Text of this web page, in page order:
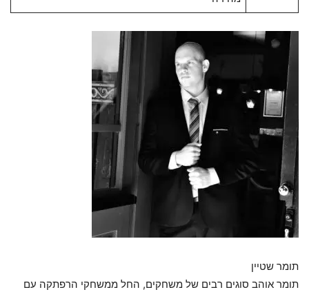
תומר שטיין
תומר אוהב סוגים רבים של משחקים, החל ממשחקי הרפתקה עם